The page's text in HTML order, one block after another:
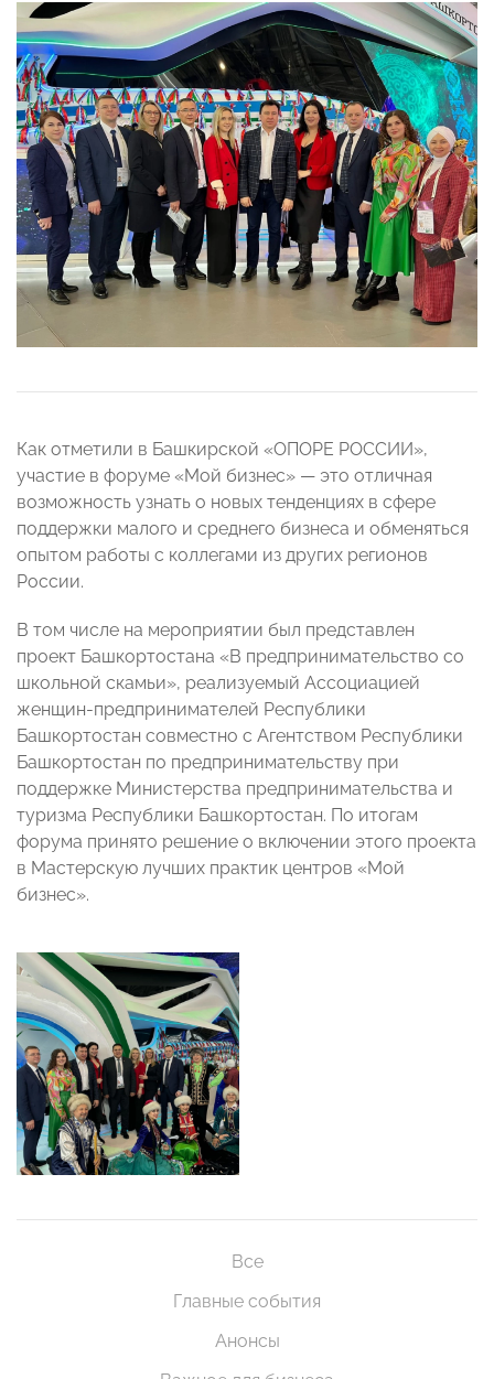
Как отметили в Башкирской «ОПОРЕ РОССИИ»,
участие в форуме «Мой бизнес» — это отличная
возможность узнать о новых тенденциях в сфере
поддержки малого и среднего бизнеса и обменяться
опытом работы с коллегами из других регионов
России.
В том числе на мероприятии был представлен
проект Башкортостана «В предпринимательство со
школьной скамьи», реализуемый Ассоциацией
женщин-предпринимателей Республики
Башкортостан совместно с Агентством Республики
Башкортостан по предпринимательству при
поддержке Министерства предпринимательства и
туризма Республики Башкортостан. По итогам
форума принято решение о включении этого проекта
в Мастерскую лучших практик центров «Мой
бизнес».
Все
Главные события
Анонсы